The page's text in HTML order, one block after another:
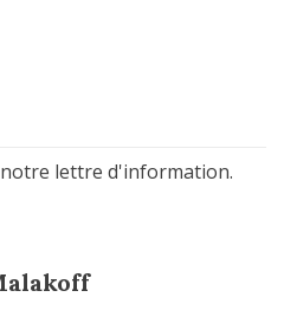
lettre d'information.